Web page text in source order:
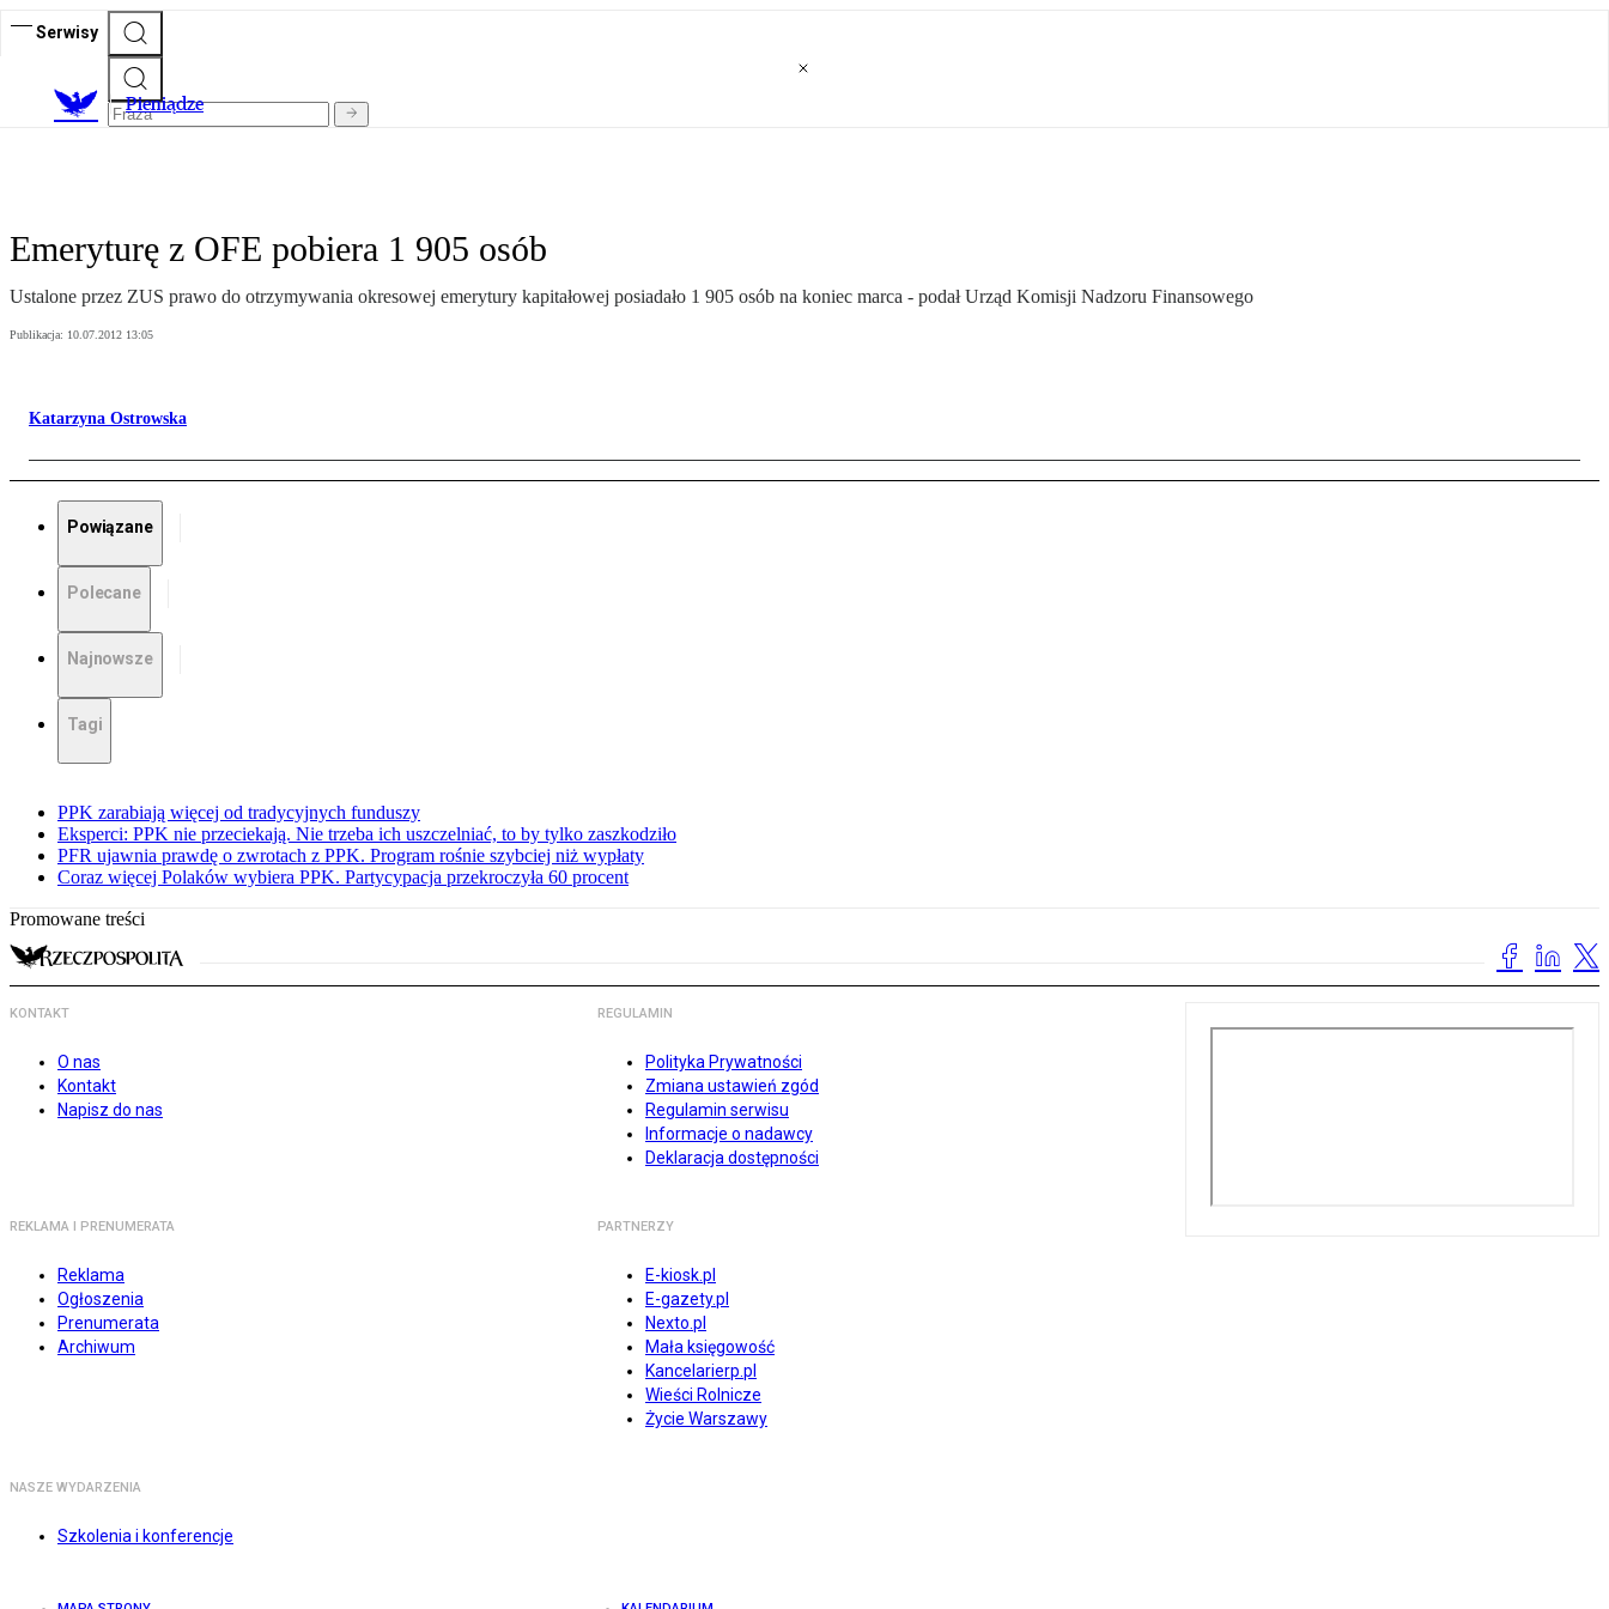
Serwisy
Pieniądze
Emeryturę z OFE pobiera 1 905 osób
Ustalone przez ZUS prawo do otrzymywania okresowej emerytury kapitałowej posiadało 1 905 osób na koniec marca - podał Urząd Komisji Nadzoru Finansowego
Publikacja: 10.07.2012 13:05
Katarzyna Ostrowska
Powiązane
Polecane
Najnowsze
Tagi
PPK zarabiają więcej od tradycyjnych funduszy
Eksperci: PPK nie przeciekają. Nie trzeba ich uszczelniać, to by tylko zaszkodziło
PFR ujawnia prawdę o zwrotach z PPK. Program rośnie szybciej niż wypłaty
Coraz więcej Polaków wybiera PPK. Partycypacja przekroczyła 60 procent
Promowane treści
KONTAKT
O nas
Kontakt
Napisz do nas
REGULAMIN
Polityka Prywatności
Zmiana ustawień zgód
Regulamin serwisu
Informacje o nadawcy
Deklaracja dostępności
REKLAMA I PRENUMERATA
Reklama
Ogłoszenia
Prenumerata
Archiwum
PARTNERZY
E-kiosk.pl
E-gazety.pl
Nexto.pl
Mała księgowość
Kancelarierp.pl
Wieści Rolnicze
Życie Warszawy
NASZE WYDARZENIA
Szkolenia i konferencje